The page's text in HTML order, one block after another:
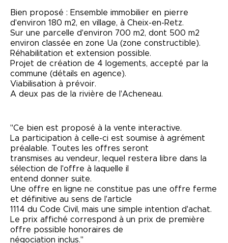
Bien proposé : Ensemble immobilier en pierre
d'environ 180 m2, en village, à Cheix-en-Retz.
Sur une parcelle d'environ 700 m2, dont 500 m2
environ classée en zone Ua (zone constructible).
Réhabilitation et extension possible.
Projet de création de 4 logements, accepté par la
commune (détails en agence).
Viabilisation à prévoir.
A deux pas de la rivière de l'Acheneau.
"Ce bien est proposé à la vente interactive.
La participation à celle-ci est soumise à agrément
préalable. Toutes les offres seront
transmises au vendeur, lequel restera libre dans la
sélection de l'offre à laquelle il
entend donner suite.
Une offre en ligne ne constitue pas une offre ferme
et définitive au sens de l'article
1114 du Code Civil, mais une simple intention d'achat.
Le prix affiché correspond à un prix de première
offre possible honoraires de
négociation inclus."